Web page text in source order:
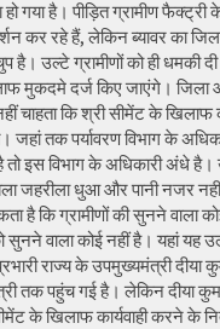
हो गया है। पीड़ित ग्रामीण फैक्ट्री
कर रहे हैं, लेकिन ब्यावर का
है। उल्टे ग्रामीणों को ही धमकी दी
मुकदमे दर्ज किए जाएंगे। जिला
चाहता कि श्री सीमेंट के खिलाफ
जहां तक पर्यावरण विभाग के
तो इस विभाग के अधिकारी अंधे
जहरीला धुआ और पानी नजर
है कि ग्रामीणों की सुनने वाला
सुनने वाला कोई नहीं है। यहां यह
राज्य के उपमुख्यमंत्री दीया
तक पहुंच गई है। लेकिन दीया
के खिलाफ कार्यवाही करने के